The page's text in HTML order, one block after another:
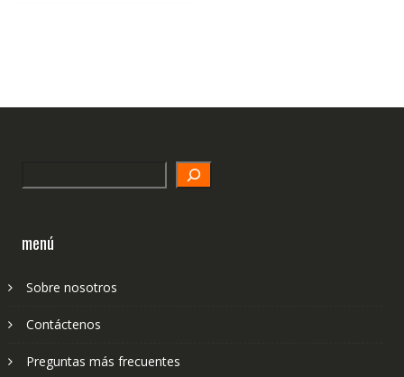
menú
Sobre nosotros
Contáctenos
Preguntas más frecuentes